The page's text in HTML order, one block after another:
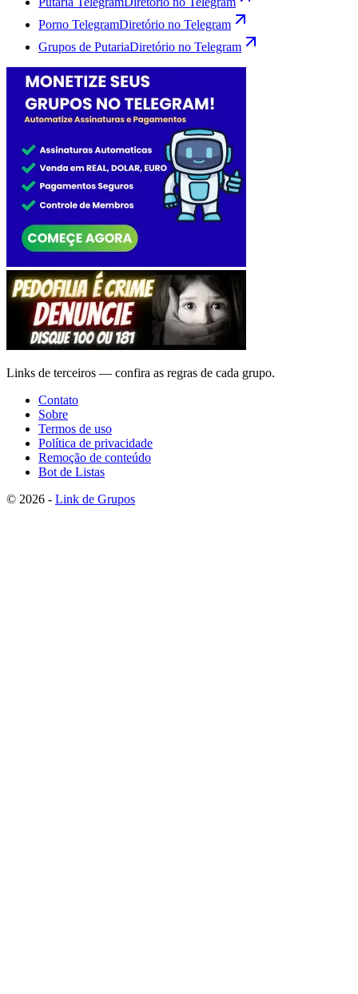
Porno TelegramDiretório no Telegram
Grupos de PutariaDiretório no Telegram
Links de terceiros — confira as regras de cada grupo.
Contato
Sobre
Termos de uso
Política de privacidade
Remoção de conteúdo
Bot de Listas
© 2026 - Link de Grupos